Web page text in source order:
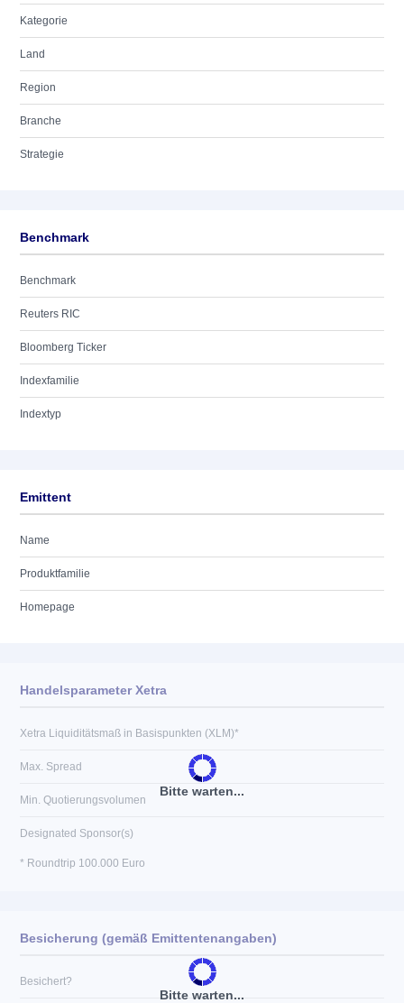
Kategorie
Land
Region
Branche
Strategie
Benchmark
Benchmark
Reuters RIC
Bloomberg Ticker
Indexfamilie
Indextyp
Emittent
Name
Produktfamilie
Homepage
Bitte warten...
Handelsparameter Xetra
Xetra Liquiditätsmaß in Basispunkten (XLM)*
Max. Spread
Min. Quotierungsvolumen
Designated Sponsor(s)
* Roundtrip 100.000 Euro
Bitte warten...
Besicherung (gemäß Emittentenangaben)
Besichert?